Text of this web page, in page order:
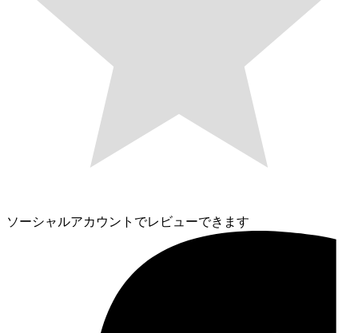
ソーシャルアカウントでレビューできます